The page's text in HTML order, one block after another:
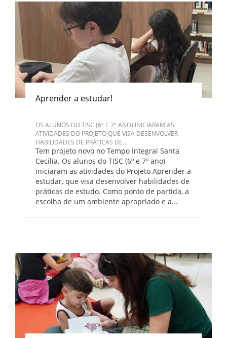
Aprender a estudar!
OS ALUNOS DO TISC (6º E 7º ANO) INICIARAM AS
ATIVIDADES DO PROJETO QUE VISA DESENVOLVER
HABILIDADES DE PRÁTICAS DE...
Tem projeto novo no Tempo Integral Santa
Cecília. Os alunos do TISC (6º e 7º ano)
iniciaram as atividades do Projeto Aprender a
estudar, que visa desenvolver habilidades de
práticas de estudo. Como ponto de partida, a
escolha de um ambiente apropriado e a...